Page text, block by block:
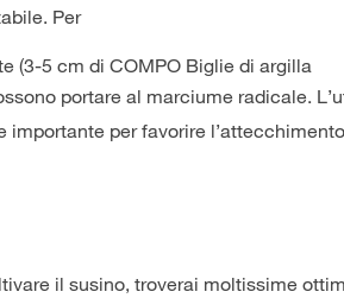
Per
(3-5 cm di COMPO Biglie di argilla
portare al marciume radicale.
importante per favorire
il susino, troverai moltissime